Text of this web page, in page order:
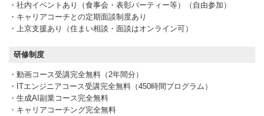
・社内イベントあり（食事会・表彰パーティー等）（自由参加）
・キャリアコーチとの定期面談制度あり
・上京支援あり（住まい相談・面談はオンライン可）
研修制度
・動画コース受講完全無料（2年間分）
・ITエンジニアコース受講完全無料（450時間プログラム）
・生成AI副業コース完全無料
・キャリアコーチング完全無料